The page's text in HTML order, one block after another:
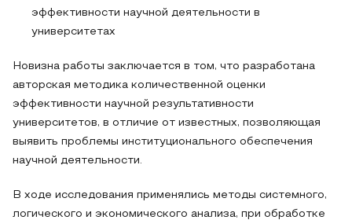
эффективности научной деятельности в
университетах
Новизна работы заключается в том, что разработана
авторская методика количественной оценки
эффективности научной результативности
университетов, в отличие от известных, позволяющая
выявить проблемы институционального обеспечения
научной деятельности.
В ходе исследования применялись методы системного,
логического и экономического анализа, при обработке